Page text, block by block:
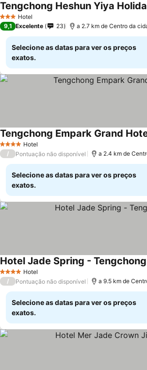
3 EstrelasHotel
Tengchong Heshun Yiya
9,1 Excelente 23 a 2.7 km de Centro da
Selecione as datas para ver os preços
exatos.
4 EstrelasHotel
Tengchong Empark Grand
/ Pontuação não disponível a 2.4 km de
Selecione as datas para ver os preços
exatos.
4 EstrelasHotel
Hotel Jade Spring - Tengchong
/ Pontuação não disponível a 9.5 km de
Selecione as datas para ver os preços
exatos.